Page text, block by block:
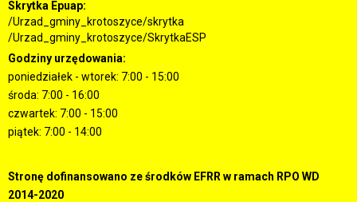
Skrytka Epuap:
/Urzad_gminy_krotoszyce/skrytka
/Urzad_gminy_krotoszyce/SkrytkaESP
Godziny urzędowania:
poniedziałek - wtorek: 7:00 - 15:00
środa: 7:00 - 16:00
czwartek: 7:00 - 15:00
piątek: 7:00 - 14:00
Stronę dofinansowano ze środków EFRR w ramach RPO WD
2014-2020